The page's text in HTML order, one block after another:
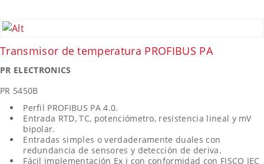
Transmisor de temperatura PROFIBUS PA
PR ELECTRONICS
PR 5450B
Perfil PROFIBUS PA 4.0.
Entrada RTD, TC, potenciómetro, resistencia lineal y mV
bipolar.
Entradas simples o verdaderamente duales con
redundancia de sensores y detección de deriva.
Fácil implementación Ex i con conformidad con FISCO IEC